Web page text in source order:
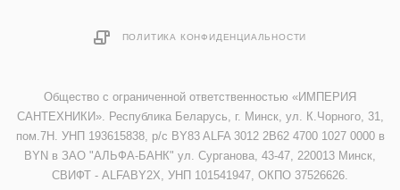
ПОЛИТИКА КОНФИДЕНЦИАЛЬНОСТИ
Общество с ограниченной ответственностью «ИМПЕРИЯ
САНТЕХНИКИ». Республика Беларусь, г. Минск, ул. К.Чорного, 31,
пом.7Н. УНП 193615838, р/с BY83 ALFA 3012 2B62 4700 1027 0000 в
BYN в ЗАО "АЛЬФА-БАНК" ул. Сурганова, 43-47, 220013 Минск,
СВИФТ - ALFABY2X, УНП 101541947, ОКПО 37526626.